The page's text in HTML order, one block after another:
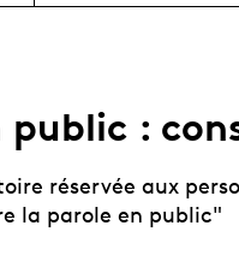
public :
réservée aux
la parole en public"